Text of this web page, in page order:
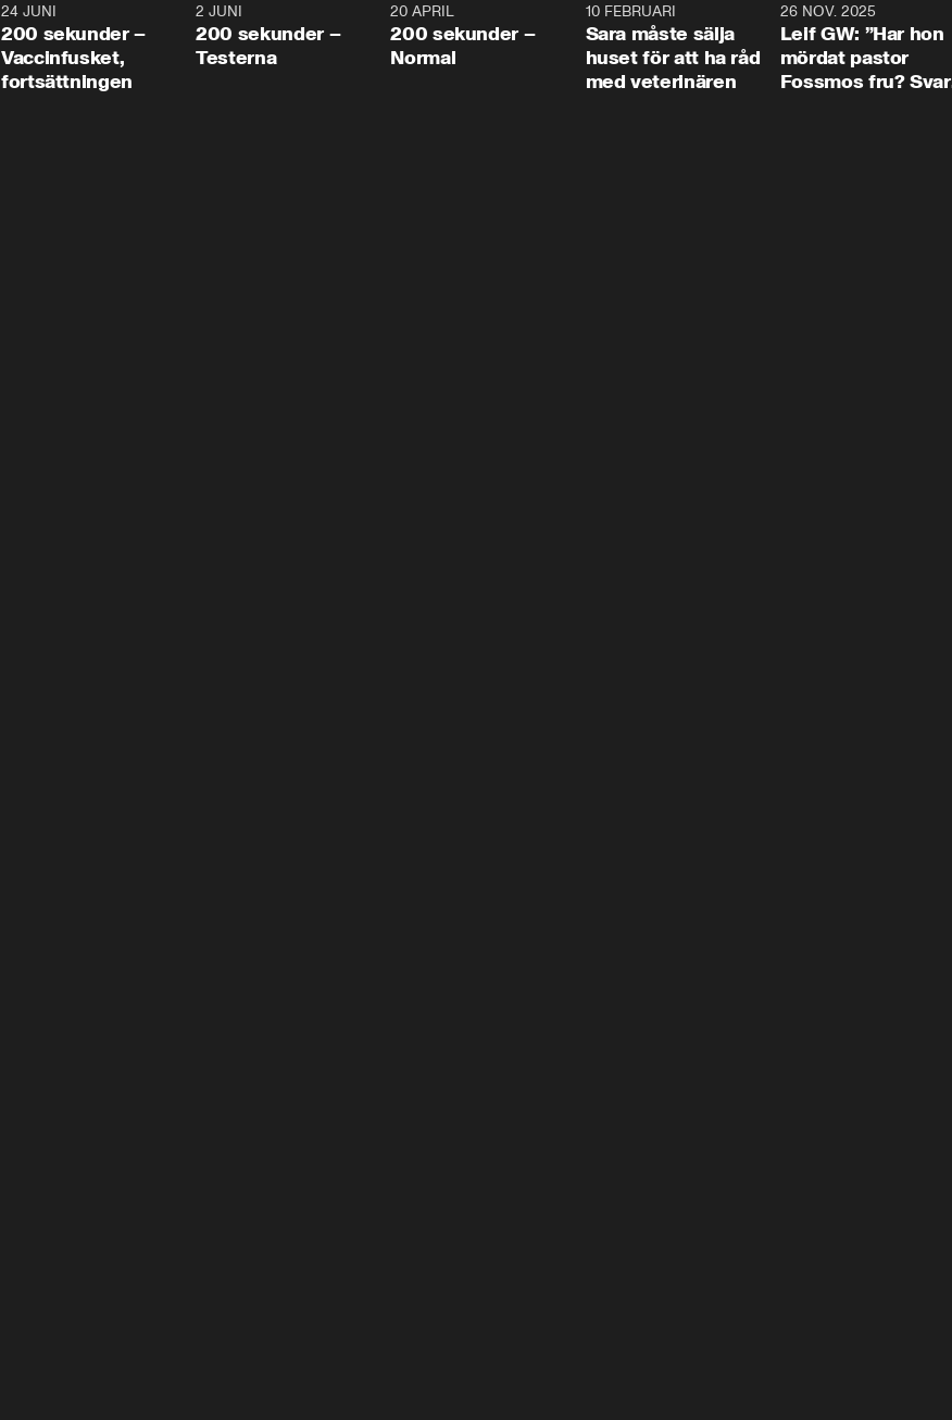
5:00
24 JUNI
200 sekunder –
Vaccinfusket,
fortsättningen
4:23
2 JUNI
200 sekunder –
Testerna
20 APRIL
200 sekunder –
Normal
10 FEBRUARI
Sara måste sälja
huset för att ha råd
med veterinären
26 NOV. 2025
Leif GW: ”Har hon
mördat pastor
Fossmos fru? Svar